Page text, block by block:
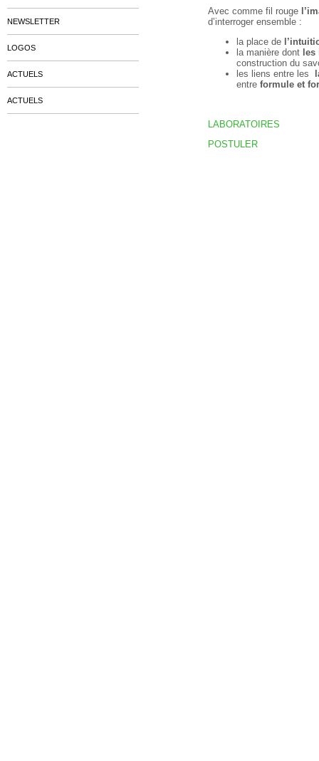
Avec comme fil rouge
d’interroger ensemble :
la place de
la manière dont
construction du
les liens entre les
entre formule et
LABORATOIRES
POSTULER
NEWSLETTER
LOGOS
ACTUELS
ACTUELS